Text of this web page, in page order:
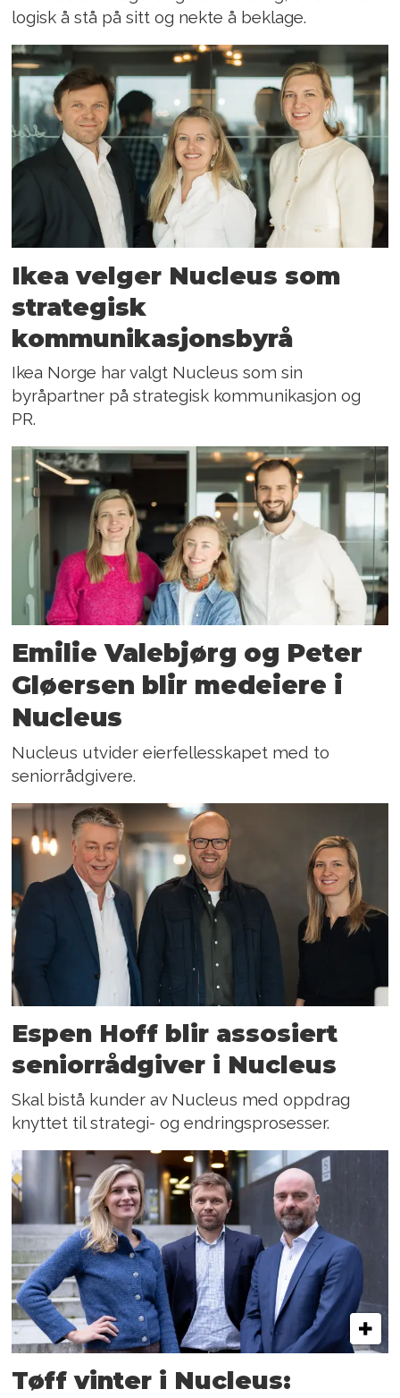
logisk å stå på sitt og nekte å beklage.
Ikea velger Nucleus som
strategisk
kommunikasjonsbyrå
Ikea Norge har valgt Nucleus som sin
byråpartner på strategisk kommunikasjon og
PR.
Emilie Valebjørg og Peter
Gløersen blir medeiere i
Nucleus
Nucleus utvider eierfellesskapet med to
seniorrådgivere.
Espen Hoff blir assosiert
seniorrådgiver i Nucleus
Skal bistå kunder av Nucleus med oppdrag
knyttet til strategi- og endringsprosesser.
Tøff vinter i Nucleus: